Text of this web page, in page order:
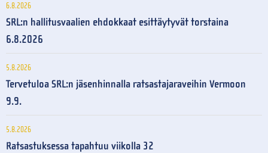
6.8.2026
SRL:n hallitusvaalien ehdokkaat esittäytyvät torstaina
6.8.2026
5.8.2026
Tervetuloa SRL:n jäsenhinnalla ratsastajaraveihin Vermoon
9.9.
5.8.2026
Ratsastuksessa tapahtuu viikolla 32